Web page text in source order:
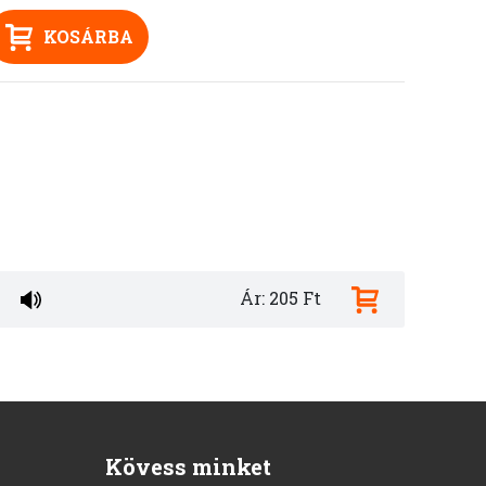
KOSÁRBA
Ár: 205 Ft
Kövess minket